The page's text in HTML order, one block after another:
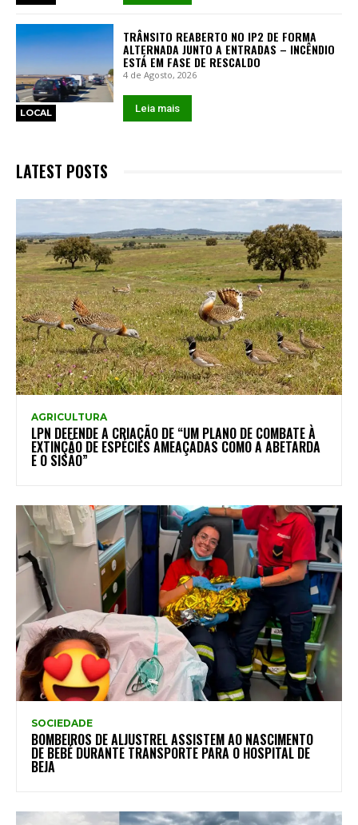
LOCAL
TRÂNSITO REABERTO NO IP2 DE FORMA
ALTERNADA JUNTO A ENTRADAS – INCÊNDIO
ESTÁ EM FASE DE RESCALDO
4 de Agosto, 2026
Leia mais
LATEST POSTS
AGRICULTURA
LPN DEFENDE A CRIAÇÃO DE “UM PLANO DE COMBATE À
EXTINÇÃO DE ESPÉCIES AMEAÇADAS COMO A ABETARDA
E O SISÃO”
SOCIEDADE
BOMBEIROS DE ALJUSTREL ASSISTEM AO NASCIMENTO
DE BEBÉ DURANTE TRANSPORTE PARA O HOSPITAL DE
BEJA